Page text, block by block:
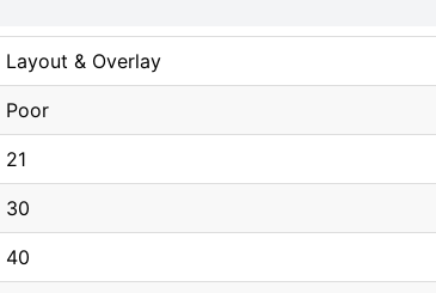
Layout & Overlay
Poor
21
30
40